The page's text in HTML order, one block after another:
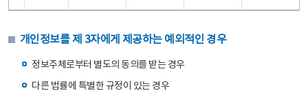
개인정보를 제 3자에게 제공하는 예외적인 경우
정보주체로부터 별도의 동의를 받는 경우
다른 법률에 특별한 규정이 있는 경우